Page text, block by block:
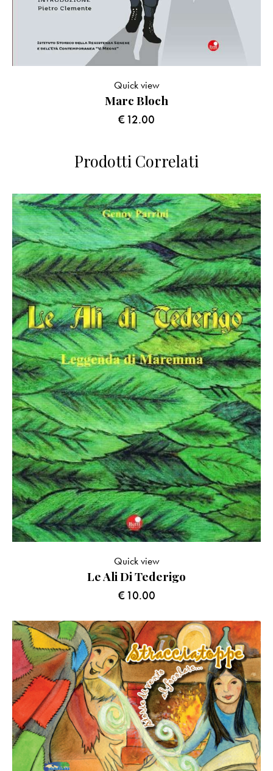
Marc Bloch
€12.00
Quick view
Prodotti Correlati
Le Ali Di Tederigo
€10.00
Quick view